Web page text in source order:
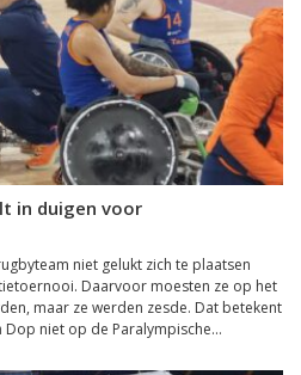
in duigen voor
niet gelukt zich te plaatsen
Daarvoor moesten ze op het
maar ze werden zesde. Dat betekent
niet op de Paralympische...